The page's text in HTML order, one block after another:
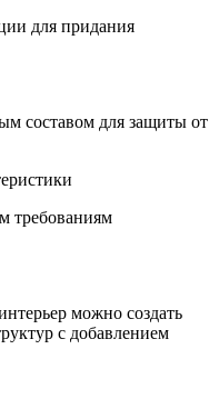
для придания
составом для защиты от
требованиям
можно создать
с добавлением